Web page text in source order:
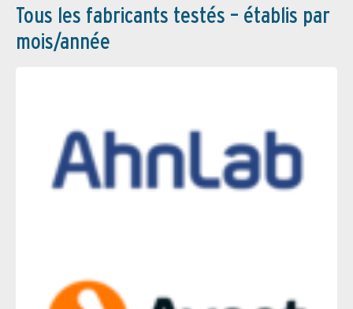
Tous les fabricants testés – établis par
mois/année